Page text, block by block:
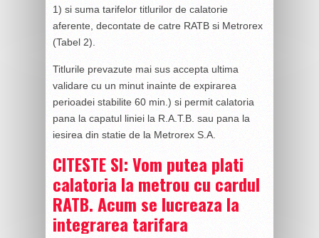
1) si suma tarifelor titlurilor de calatorie
aferente, decontate de catre RATB si Metrorex
(Tabel 2).
Titlurile prevazute mai sus accepta ultima
validare cu un minut inainte de expirarea
perioadei stabilite 60 min.) si permit calatoria
pana la capatul liniei la R.A.T.B. sau pana la
iesirea din statie de la Metrorex S.A.
CITESTE SI: Vom putea plati
calatoria la metrou cu cardul
RATB. Acum se lucreaza la
integrarea tarifara